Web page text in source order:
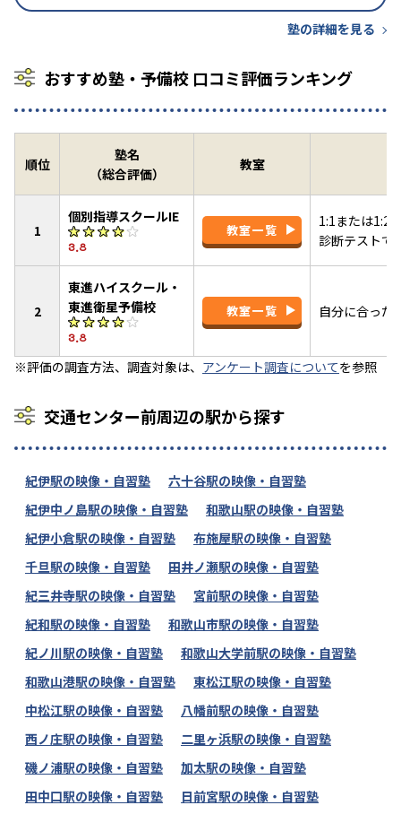
塾の詳細を見る
おすすめ塾・予備校 口コミ評価ランキング
順位
塾名
（総合評価）
教室
1
個別指導スクールIE
3.8
教室一覧
1:1または1:2
診断テストで
2
東進ハイスクール・
東進衛星予備校
3.8
教室一覧 自分に合った
※評価の調査方法、調査対象は、 アンケート調査についてを参照
交通センター前周辺の駅から探す
紀伊駅の映像・自習塾
六十谷駅の映像・自習塾
紀伊中ノ島駅の映像・自習塾
和歌山駅の映像・自習塾
紀伊小倉駅の映像・自習塾
布施屋駅の映像・自習塾
千旦駅の映像・自習塾
田井ノ瀬駅の映像・自習塾
紀三井寺駅の映像・自習塾
宮前駅の映像・自習塾
紀和駅の映像・自習塾
和歌山市駅の映像・自習塾
紀ノ川駅の映像・自習塾
和歌山大学前駅の映像・自習塾
和歌山港駅の映像・自習塾
東松江駅の映像・自習塾
中松江駅の映像・自習塾
八幡前駅の映像・自習塾
西ノ庄駅の映像・自習塾
二里ヶ浜駅の映像・自習塾
磯ノ浦駅の映像・自習塾
加太駅の映像・自習塾
田中口駅の映像・自習塾
日前宮駅の映像・自習塾